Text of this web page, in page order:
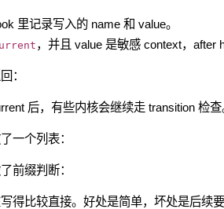
里记录写入的 name 和 value。
，并且 value 是敏感 context，after
：
后，有些内核会继续走 transition 检
一个列表：
前缀判断：
得比较直接。好处是简单，坏处是后续